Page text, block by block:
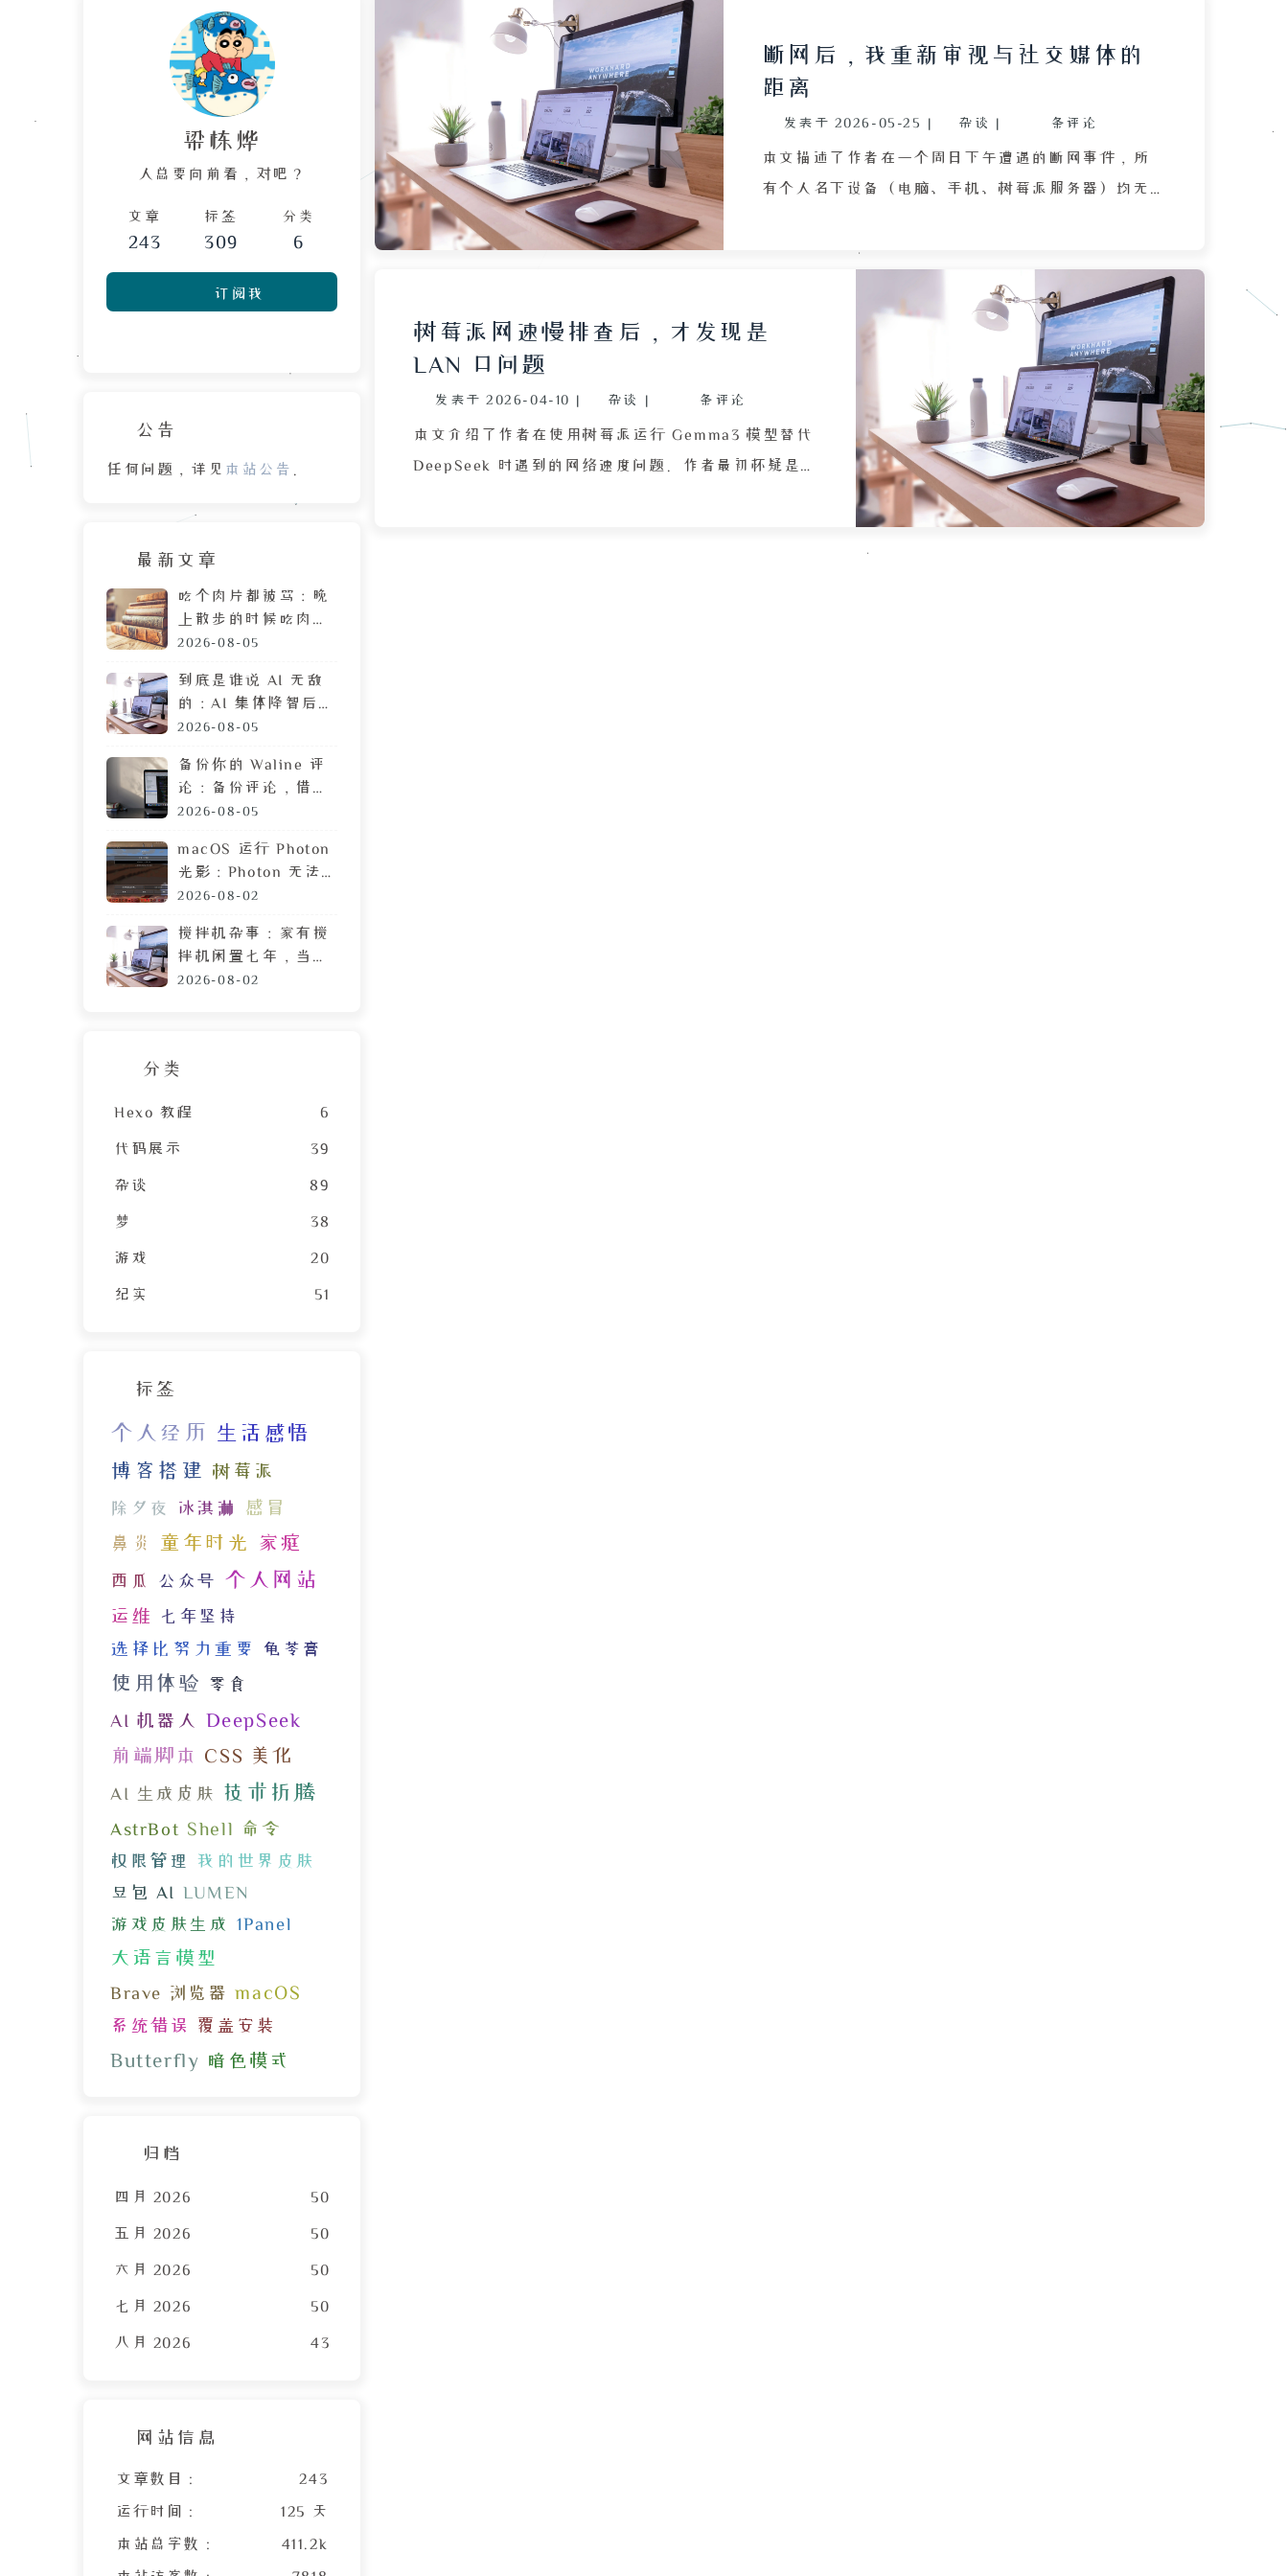
断网后，我重新审视与社交媒体的
距离
发表于 2026-05-25 | 杂谈 | 条评论
本文描述了作者在一个周日下午遭遇的断网事件，所
有个人名下设备（电脑、手机、树莓派服务器）均无
使用妈妈手机热点上网，虽暂时解决但体验极差，热
点不稳定且设备性能低下。断网期间，作者与妈妈散
步聊天，反思了自己近期接连倒霉的经历，并意外感
受到与社交媒体之间的疏离感，重新体验到现实的强
烈触感。回家后，作者尝试用 Git 管理《我的世界》
游戏存档，体悟到现实无法回滚。此外，作者回忆起
童年时玩过的围棋、军棋等离线游戏，对比网络带来
的高多巴胺刺激，发现这些慢热活动已无法满足自己
的快乐阈值。周一早上，作者通过重启路由器成功恢
复网络，但重新连接后并未感到兴奋，反而更加觉得
上网、离线活动都无聊。整篇文章通过对断网经历的
树莓派网速慢排查后，才发现是
LAN 口问题
发表于 2026-04-10 | 杂谈 | 条评论
本文介绍了作者在使用树莓派运行 Gemma3 模型替代
DeepSeek 时遇到的网络速度问题。作者最初怀疑是移
梁栋烨
人总要向前看，对吧？
文章
243
标签
309
分类
6
订阅我
公告
任何问题，详见 本站公告
最新文章
吃个肉片都被骂：晚
上散步的时候吃肉
脯，遭陌生人鄙视的
2026-08-05
到底是谁说 AI 无敌
的：AI 集体降智后，
DeepSeek 让我彻底
2026-08-05
备份你的 Waline 评
论：备份评论，借助
GitHub 定时执行任
2026-08-05
macOS 运行 Photon
光影：Photon 无法
运行？可能需要这篇
2026-08-02
搅拌机杂事：家有搅
拌机闲置七年，当心
霉菌毒素混进包子馅
2026-08-02
分类
Hexo 教程 6
代码展示 39
杂谈 89
梦 38
游戏 20
纪实 51
标签
个人经历 生活感悟
博客搭建 树莓派
除夕夜 冰淇淋 感冒
鼻炎 童年时光 家庭
西瓜 公众号 个人网站
运维 七年坚持
选择比努力重要 龟苓膏
使用体验 零食
AI 机器人
DeepSeek
前端脚本
CSS 美化
AI 生成皮肤 技术折腾
AstrBot Shell 命令
权限管理
我的世界皮肤
豆包 AI
LUMEN
游戏皮肤生成
1Panel
大语言模型
Brave 浏览器 macOS
系统错误 覆盖安装
Butterfly 暗色模式
归档
四月 2026 50
五月 2026 50
六月 2026 50
七月 2026 50
八月 2026 43
网站信息
文章数目 : 243
运行时间 : 125 天
本站总字数 : 411.2k